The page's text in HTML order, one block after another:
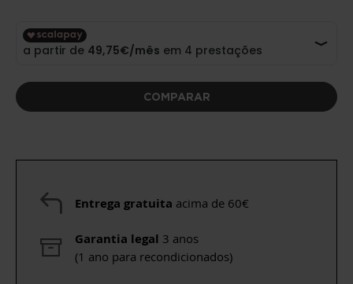
COMPARAR
Entrega gratuita acima de 60€
Garantia legal 3 anos
(1 ano para recondicionados)